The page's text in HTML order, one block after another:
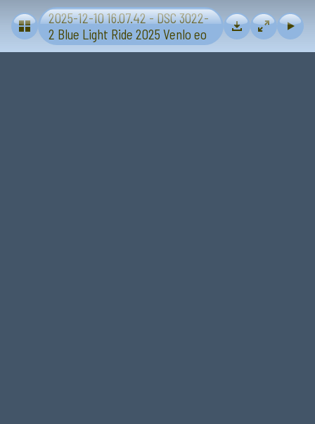
Blue Light Ride 2025 - Sevenum-Venlo
2025-12-10 16.07.42 - DSC 3022-
2 Blue Light Ride 2025 Venlo eo